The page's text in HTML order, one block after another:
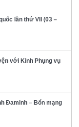
lần thứ VII (03 –
với Kinh Phụng vụ
Đaminh – Bổn mạng